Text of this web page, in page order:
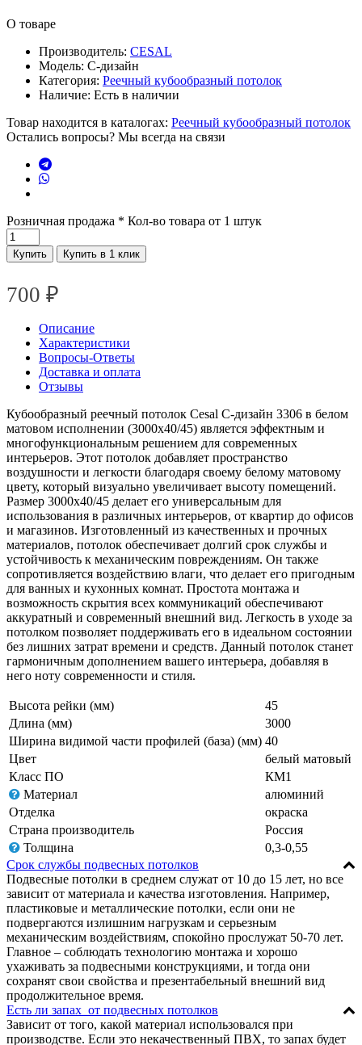
О товаре
Производитель: CESAL
Модель: С-дизайн
Категория: Реечный кубообразный потолок
Наличие: Есть в наличии
Товар находится в каталогах: Реечный кубообразный потолок
Остались вопросы? Мы всегда на связи
Розничная продажа * Кол-во товара от 1 штук
Купить Купить в 1 клик
700 ₽
Описание
Характеристики
Вопросы-Ответы
Доставка и оплата
Отзывы
Кубообразный реечный потолок Cesal C-дизайн 3306 в белом
матовом исполнении (3000х40/45) является эффектным и
многофункциональным решением для современных
интерьеров. Этот потолок добавляет пространство
воздушности и легкости благодаря своему белому матовому
цвету, который визуально увеличивает высоту помещений.
Размер 3000х40/45 делает его универсальным для
использования в различных интерьеров, от квартир до офисов
и магазинов. Изготовленный из качественных и прочных
материалов, потолок обеспечивает долгий срок службы и
устойчивость к механическим повреждениям. Он также
сопротивляется воздействию влаги, что делает его пригодным
для ванных и кухонных комнат. Простота монтажа и
возможность скрытия всех коммуникаций обеспечивают
аккуратный и современный внешний вид. Легкость в уходе за
потолком позволяет поддерживать его в идеальном состоянии
без лишних затрат времени и средств. Данный потолок станет
гармоничным дополнением вашего интерьера, добавляя в
него ноту современности и стиля.
Высота рейки (мм)
45
Длина (мм)
3000
Ширина видимой части профилей (база) (мм) 40
Цвет
белый матовый
Класс ПО
КМ1
Материал
алюминий
Отделка
окраска
Страна производитель
Россия
Толщина
0,3-0,55
Срок службы подвесных потолков
Подвесные потолки в среднем служат от 10 до 15 лет, но все
зависит от материала и качества изготовления. Например,
пластиковые и металлические потолки, если они не
подвергаются излишним нагрузкам и серьезным
механическим воздействиям, спокойно прослужат 50-70 лет.
Главное – соблюдать технологию монтажа и хорошо
ухаживать за подвесными конструкциями, и тогда они
сохранят свои свойства и презентабельный внешний вид
продолжительное время.
Есть ли запах от подвесных потолков
Зависит от того, какой материал использовался при
производстве. Если это некачественный ПВХ, то запах будет